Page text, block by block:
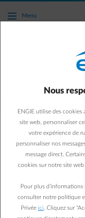
Accéder au contenu
Menu
Dois-je envoyer
les données du
ligne.
Conservez
il y aurait une
Nous
ENGIE utilise des
site web, personnaliser
votre expérience de
personnaliser nos
message direct.
cookies sur notre site
Pour plus
consulter notre politique
Privée ici . Cliquez sur